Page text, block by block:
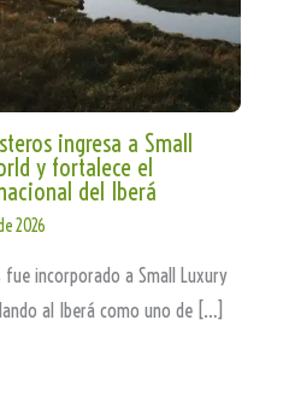
ingresa a Small
y fortalece el
del Iberá
2026
fue incorporado a Small Luxury
al Iberá como uno de […]